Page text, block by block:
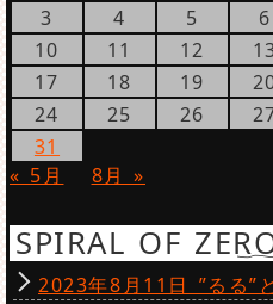
3
4 5 6
10
11 12
17
18 19
24
25 26
31
« 5月
8月 »
SPIRAL OF
2023年8月11日 ”るる”